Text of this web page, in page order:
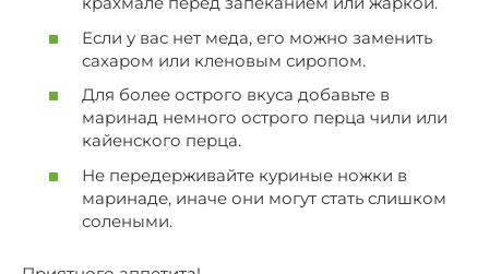
Если у вас нет меда, его можно заменить
сахаром или кленовым сиропом.
Для более острого вкуса добавьте в
маринад немного острого перца чили или
кайенского перца.
Не передерживайте куриные ножки в
маринаде, иначе они могут стать слишком
солеными.